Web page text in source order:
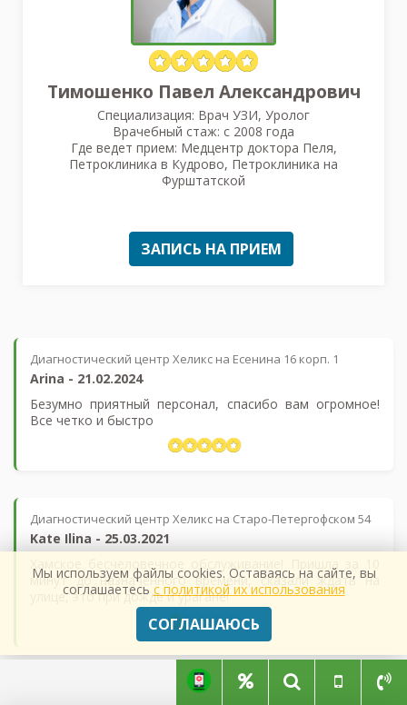
Тимошенко Павел Александрович
Специализация: Врач УЗИ, Уролог
Врачебный стаж: с 2008 года
Где ведет прием: Медцентр доктора Пеля,
Петроклиника в Кудрово, Петроклиника на
Фурштатской
ЗАПИСЬ НА ПРИЕМ
Диагностический центр Хеликс на Есенина 16 корп. 1
Arina - 21.02.2024
Безумно приятный персонал, спасибо вам огромное!
Все четко и быстро
Диагностический центр Хеликс на Старо-Петергофском 54
Kate Ilina - 25.03.2021
минут до назначенного времени, сказали ждать на
улице, это при дожде и урагане!
Служба бесплатной записи на диагностику
Мы используем файлы cookies. Оставаясь на сайте, вы
соглашаетесь с политикой их использования
СОГЛАШАЮСЬ